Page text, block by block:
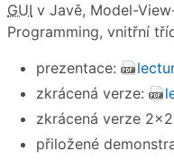
GUI v Javě, Model-
Programming, vnitřní
prezentace:
zkrácená verze:
zkrácená verze
přiložené